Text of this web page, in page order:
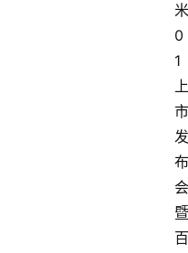
米
0
1
上
市
发
布
会
暨
百